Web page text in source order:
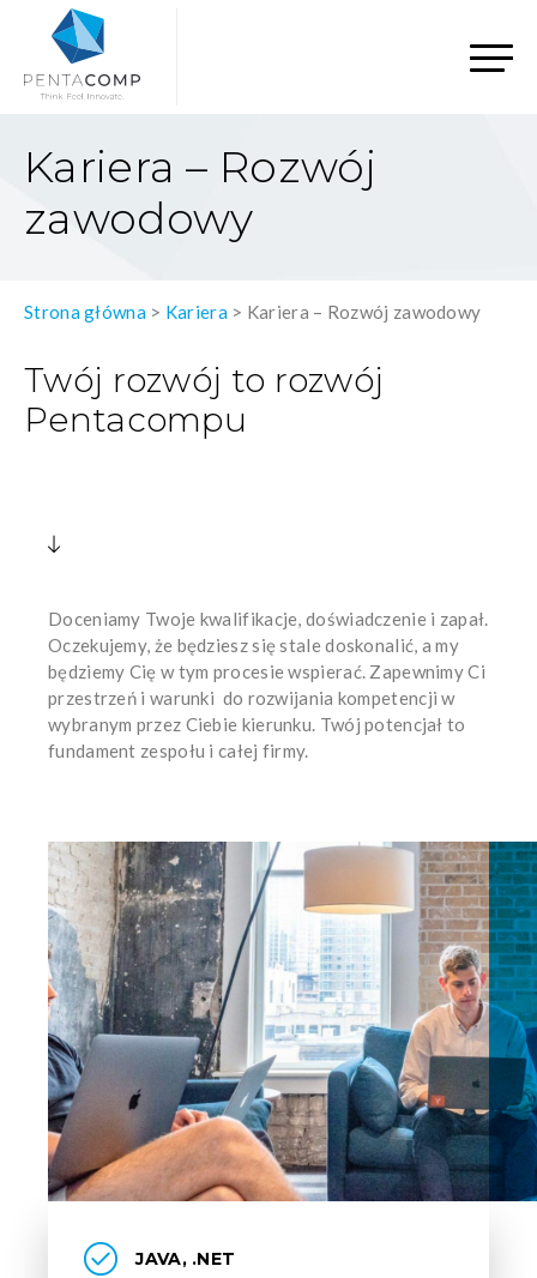
Kariera – Rozwój
zawodowy
Strona główna> Kariera> Kariera – Rozwój zawodowy
Twój rozwój to rozwój
Pentacompu
Doceniamy Twoje kwalifikacje, doświadczenie i zapał.
Oczekujemy, że będziesz się stale doskonalić, a my
będziemy Cię w tym procesie wspierać. Zapewnimy Ci
przestrzeń i warunki do rozwijania kompetencji w
wybranym przez Ciebie kierunku. Twój potencjał to
fundament zespołu i całej firmy.
JAVA, .NET